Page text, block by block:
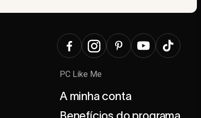
PC Like Me
A minha conta
Benefícios do programa